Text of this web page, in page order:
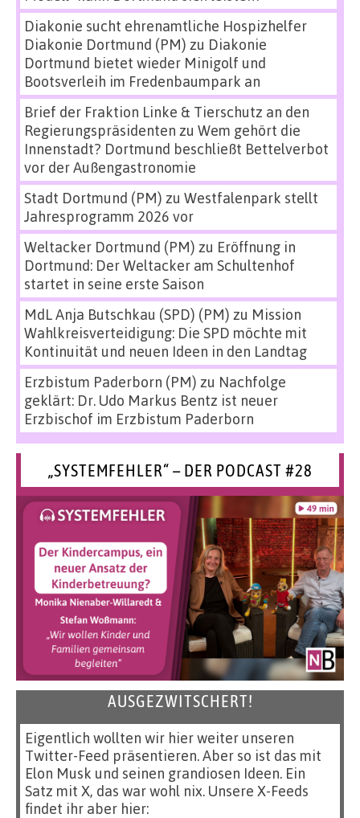
Diakonie sucht ehrenamtliche Hospizhelfer
Diakonie Dortmund (PM) zu Diakonie
Dortmund bietet wieder Minigolf und
Bootsverleih im Fredenbaumpark an
Brief der Fraktion Linke & Tierschutz an den
Regierungspräsidenten zu Wem gehört die
Innenstadt? Dortmund beschließt Bettelverbot
vor der Außengastronomie
Stadt Dortmund (PM) zu Westfalenpark stellt
Jahresprogramm 2026 vor
Weltacker Dortmund (PM) zu Eröffnung in
Dortmund: Der Weltacker am Schultenhof
startet in seine erste Saison
MdL Anja Butschkau (SPD) (PM) zu Mission
Wahlkreisverteidigung: Die SPD möchte mit
Kontinuität und neuen Ideen in den Landtag
Erzbistum Paderborn (PM) zu Nachfolge
geklärt: Dr. Udo Markus Bentz ist neuer
Erzbischof im Erzbistum Paderborn
„SYSTEMFEHLER“ – DER PODCAST #28
AUSGEZWITSCHERT!
Eigentlich wollten wir hier weiter unseren
Twitter-Feed präsentieren. Aber so ist das mit
Elon Musk und seinen grandiosen Ideen. Ein
Satz mit X, das war wohl nix. Unsere X-Feeds
findet ihr aber hier: